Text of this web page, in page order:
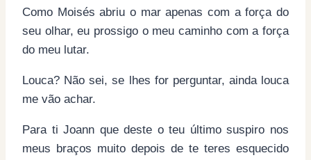
Como Moisés abriu o mar apenas com a força do
seu olhar, eu prossigo o meu caminho com a força
do meu lutar.
Louca? Não sei, se lhes for perguntar, ainda louca
me vão achar.
Para ti Joann que deste o teu último suspiro nos
meus braços muito depois de te teres esquecido